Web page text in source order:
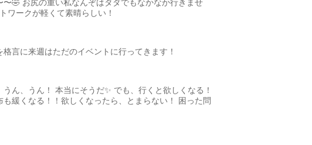
🤣 お尻の重い私なんぞはタダでもなかなか行きませ
ワークが軽くて素晴らしい！
言に来週はただのイベントに行ってきます！
ん、うん！ 本当にそうだ✨ でも、行くと欲しくなる！
緩くなる！！欲しくなったら、とまらない！ 困った問